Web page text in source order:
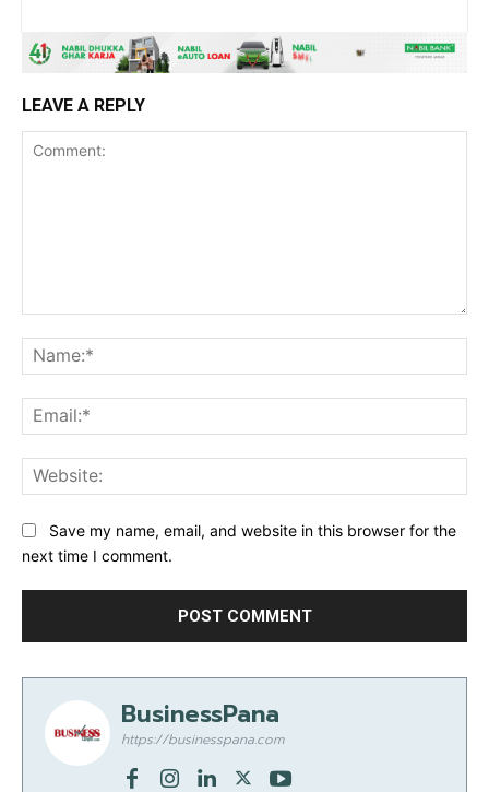
LEAVE A REPLY
Save my name, email, and website in this browser for the
next time I comment.
BusinessPana
https://businesspana.com